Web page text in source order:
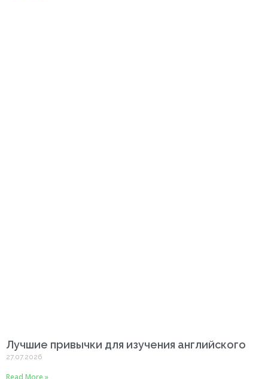
Лучшие привычки для изучения английского
27.07.2026
Read More »